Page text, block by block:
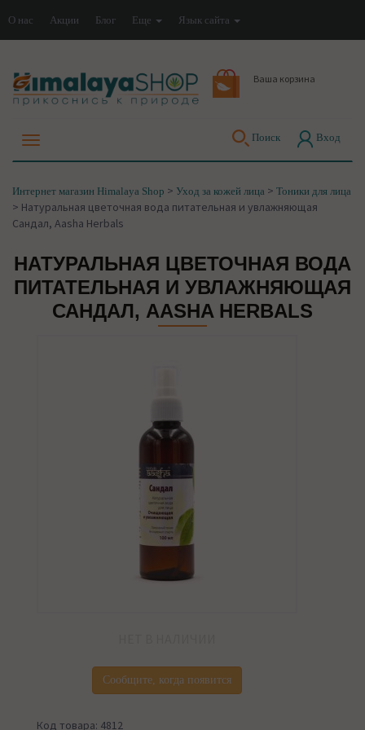
О нас Акции Блог Еще Язык сайта
Ваша корзина
Поиск Вход
Интернет магазин Himalaya Shop > Уход за кожей лица > Тоники для лица
> Натуральная цветочная вода питательная и увлажняющая
Сандал, Aasha Herbals
НАТУРАЛЬНАЯ ЦВЕТОЧНАЯ ВОДА
ПИТАТЕЛЬНАЯ И УВЛАЖНЯЮЩАЯ
САНДАЛ, AASHA HERBALS
Сообщите, когда появится
Код товара: 4812